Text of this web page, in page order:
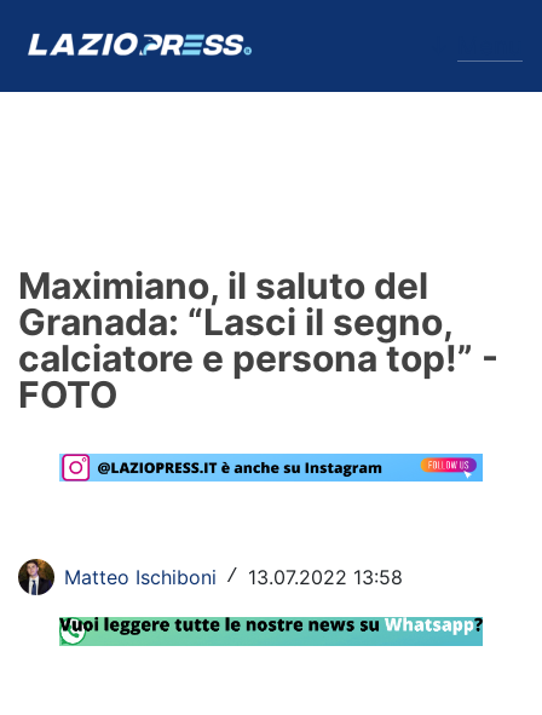
Formello
Infortuni
Primavera
Calciomercato
Rassegna Lazio
Social
Maximiano, il saluto del
Granada: “Lasci il segno,
calciatore e persona top!” -
FOTO
Matteo Ischiboni / 13.07.2022 13:58